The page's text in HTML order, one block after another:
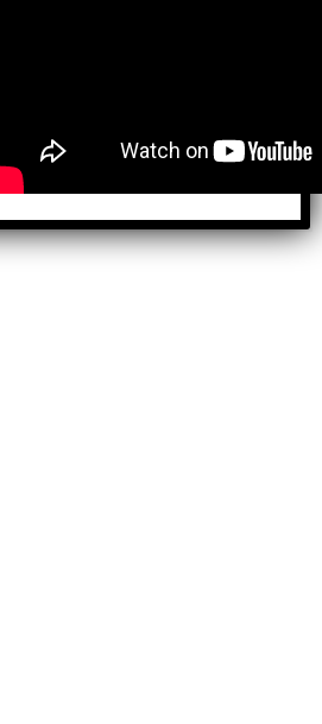
hermanos.mx. Todos los
previa autorización, queda
prohibida la publicación,
y cualquier otro uso de los
contenidos.